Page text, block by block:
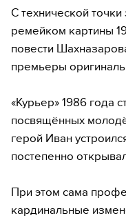
С технической
ремейком картины
повести
премьеры
«Курьер» 1986 года
посвящённых
герой Иван
постепенно
При этом сама
кардинальные